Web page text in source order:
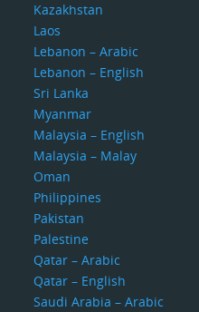
Kazakhstan
Laos
Lebanon – Arabic
Lebanon – English
Sri Lanka
Myanmar
Malaysia – English
Malaysia – Malay
Oman
Philippines
Pakistan
Palestine
Qatar – Arabic
Qatar – English
Saudi Arabia – Arabic